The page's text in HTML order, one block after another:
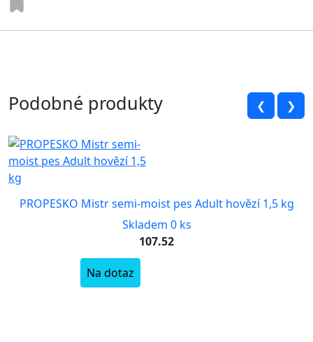
Podobné produkty ❮ ❯
PROPESKO Mistr semi-moist pes Adult hovězí 1,5 kg
Skladem 0 ks
107.52
Na dotaz